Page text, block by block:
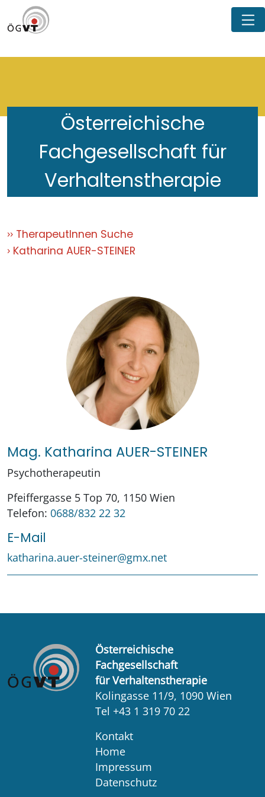
Österreichische
Fachgesellschaft für
Verhaltenstherapie
TherapeutInnen Suche
Katharina AUER-STEINER
Mag. Katharina AUER-STEINER
Psychotherapeutin
Pfeiffergasse 5 Top 70, 1150 Wien
Telefon: 0688/832 22 32
E-Mail
katharina.auer-steiner@gmx.net
Österreichische
Fachgesellschaft
für Verhaltenstherapie
Kolingasse 11/9, 1090 Wien
Tel +43 1 319 70 22
Kontakt
Home
Impressum
Datenschutz